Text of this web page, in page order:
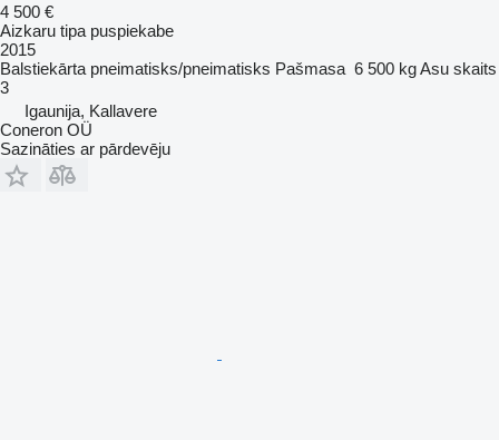
4 500 €
Aizkaru tipa puspiekabe
2015
Balstiekārta pneimatisks/pneimatisks Pašmasa 6 500 kgAsu skaits
3
Igaunija, Kallavere
Coneron OÜ
Sazināties ar pārdevēju